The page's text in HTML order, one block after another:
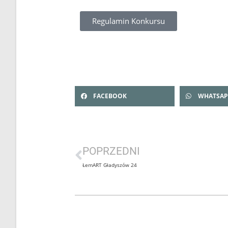
Regulamin Konkursu
FACEBOOK
POPRZEDNI
ŁemART Gładyszów 24